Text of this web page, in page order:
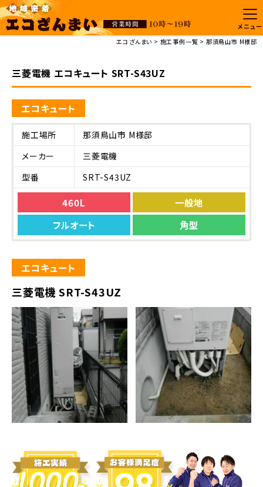
メニュー
エコざんまい
施工事例一覧 那須鳥山市 M様邸
三菱電機 エコキュート SRT-S43UZ
エコキュート
施工場所
那須鳥山市 M様邸
メーカー
三菱電機
型番
SRT-S43UZ
460L
一般地
フルオート
角型
エコキュート
三菱電機 SRT-S43UZ